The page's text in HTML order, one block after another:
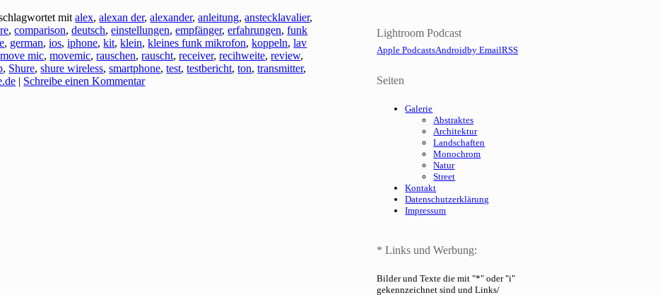
mit alex,alexan der,alexander,anleitung,anstecklavalier,
,comparison,deutsch,einstellungen,empfänger,erfahrungen,funk
, german,ios,iphone,kit,klein,kleines funk mikrofon,koppeln,lav
move mic,movemic,rauschen,rauscht,receiver,recihweite,review,
, Shure,shure wireless,smartphone,test,testbericht,ton,transmitter,
| Schreibe einen Kommentar
Lightroom Podcast
Apple PodcastsAndroidby EmailRSS
Seiten
Galerie
Abstraktes
Architektur
Landschaften
Monochrom
Natur
Street
Kontakt
Datenschutzerklärung
Impressum
* Links und Werbung:
Bilder und Texte die mit "*" oder "i"
gekennzeichnet sind und Links/